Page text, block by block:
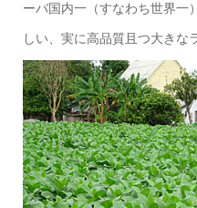
ーバ国内一（すなわち世界一
しい、実に高品質且つ大きな